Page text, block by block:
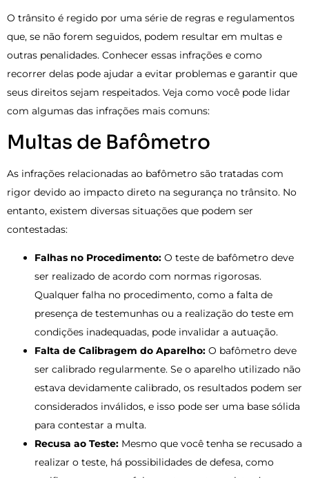
O trânsito é regido por uma série de regras e regulamentos
que, se não forem seguidos, podem resultar em multas e
outras penalidades. Conhecer essas infrações e como
recorrer delas pode ajudar a evitar problemas e garantir que
seus direitos sejam respeitados. Veja como você pode lidar
com algumas das infrações mais comuns:
Multas de Bafômetro
As infrações relacionadas ao bafômetro são tratadas com
rigor devido ao impacto direto na segurança no trânsito. No
entanto, existem diversas situações que podem ser
contestadas:
Falhas no Procedimento: O teste de bafômetro deve
ser realizado de acordo com normas rigorosas.
Qualquer falha no procedimento, como a falta de
presença de testemunhas ou a realização do teste em
condições inadequadas, pode invalidar a autuação.
Falta de Calibragem do Aparelho: O bafômetro deve
ser calibrado regularmente. Se o aparelho utilizado não
estava devidamente calibrado, os resultados podem ser
considerados inválidos, e isso pode ser uma base sólida
para contestar a multa.
Recusa ao Teste: Mesmo que você tenha se recusado a
realizar o teste, há possibilidades de defesa, como